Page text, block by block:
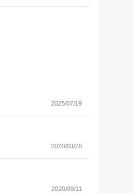
2025/07/19
2020/03/28
2020/09/11